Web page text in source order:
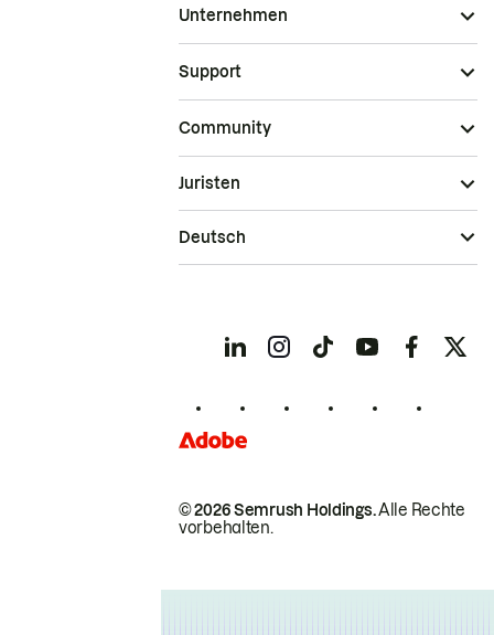
Unternehmen
Support
Community
© 2026 Semrush Holdings.Alle Rechte
vorbehalten.
Juristen
Deutsch